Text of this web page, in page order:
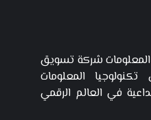
المعلومات شركة تسويق
المعلومات
في العالم الرقمي